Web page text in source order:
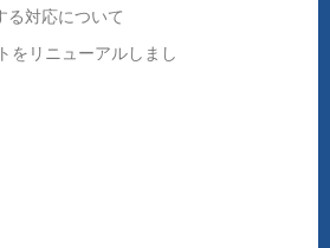
る対応について
をリニューアルしまし